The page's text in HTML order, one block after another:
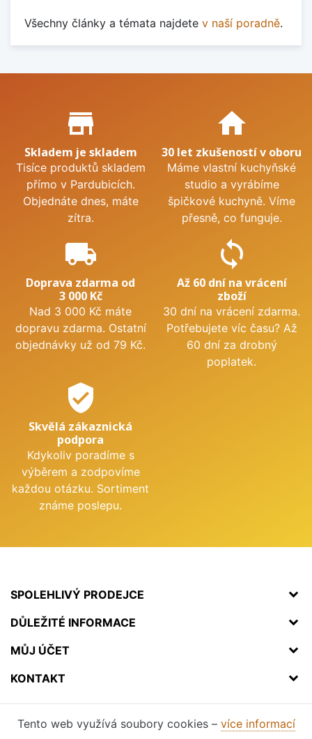
Všechny články a témata najdete v naší poradně.
Proč nakupovat u nás?
store_mall_directory
Skladem je skladem
Tisíce produktů skladem
přímo v Pardubicích.
Objednáte dnes, máte
zítra.
home
30 let zkušeností v oboru
Máme vlastní kuchyňské
studio a vyrábíme
špičkové kuchyně. Víme
přesně, co funguje.
local_shipping
Doprava zdarma od
3 000 Kč
Nad 3 000 Kč máte
dopravu zdarma. Ostatní
objednávky už od 79 Kč.
sync
Až 60 dní na vrácení
zboží
30 dní na vrácení zdarma.
Potřebujete víc času? Až
60 dní za drobný
poplatek.
verified_user
Skvělá zákaznická
podpora
Kdykoliv poradíme s
výběrem a zodpovíme
každou otázku. Sortiment
známe poslepu.
SPOLEHLIVÝ PRODEJCE
DŮLEŽITÉ INFORMACE
MŮJ ÚČET
KONTAKT
Tento web využívá soubory cookies – více informací